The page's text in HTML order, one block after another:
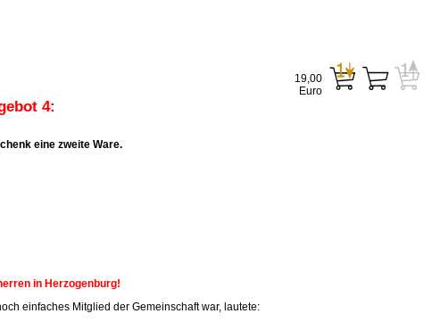
4:
eine zweite Ware.
in Herzogenburg!
einfaches Mitglied der Gemeinschaft war, lautete:
19,00
Euro